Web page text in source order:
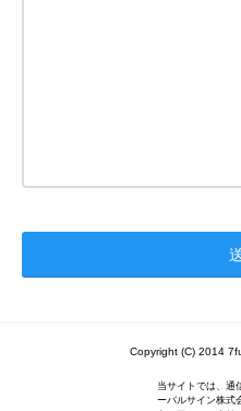
Copyright (C) 2014
当サイトでは、通
ーバルサイン株式